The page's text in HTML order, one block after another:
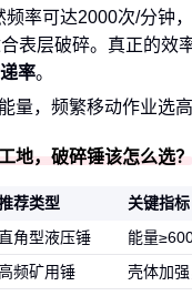
频率可达2000次/分钟
表层破碎。真正的效
率。
量，频繁移动作业选
地，破碎锤该怎么选？
荐类型
关键指标
直角型液压锤
能量
频矿用锤
壳体加